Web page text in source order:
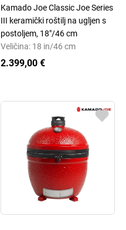
Kamado Joe Classic Joe Series
III keramički roštilj na ugljen s
postoljem, 18"/46 cm
Veličina: 18 in/46 cm
2.399,00 €